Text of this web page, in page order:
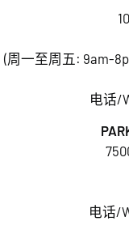
(周一至周五: 9am-
电话/
电话/